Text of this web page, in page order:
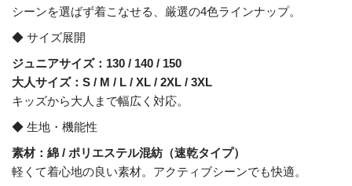
シーンを選ばず着こなせる、厳選の4色ラインナップ。
◆ サイズ展開
ジュニアサイズ：130 / 140 / 150
大人サイズ：S / M / L / XL / 2XL / 3XL
キッズから大人まで幅広く対応。
◆ 生地・機能性
素材：綿 / ポリエステル混紡（速乾タイプ）
軽くて着心地の良い素材。アクティブシーンでも快適。